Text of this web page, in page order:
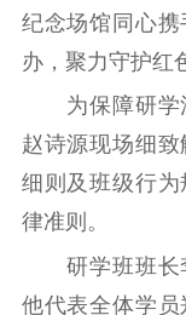
纪念场馆同心
办，聚力守护红
为保障研学
赵诗源现场细
细则及班级行
律准则。
研学班班长李
他代表全体学